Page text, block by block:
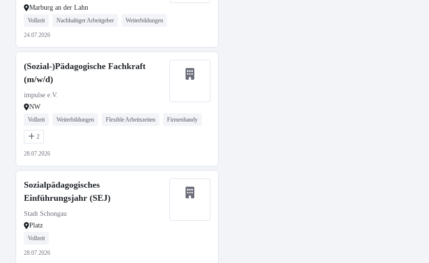
Marburg an der Lahn
Vollzeit Nachhaltiger Arbeitgeber Weiterbildungen
24.07.2026
(Sozial-)Pädagogische Fachkraft
(m/w/d)
impulse e.V.
NW
Vollzeit Weiterbildungen Flexible Arbeitszeiten Firmenhandy
2
28.07.2026
Sozialpädagogisches
Einführungsjahr (SEJ)
Stadt Schongau
Platz
Vollzeit
28.07.2026